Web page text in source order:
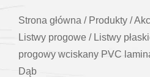
Strona główna / Produkty /
Listwy progowe / Listwy
progowy wciskany PVC
Dąb